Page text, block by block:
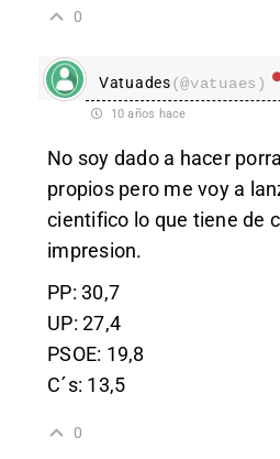
0
Vatuades(@vatuaes)
10 años hace
No soy dado a hacer
propios pero me voy a
cientifico lo que tiene de
impresion.
PP: 30,7
UP: 27,4
PSOE: 19,8
C´s: 13,5
0